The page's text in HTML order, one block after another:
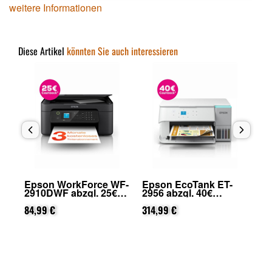
weitere Informationen
Diese Artikel könnten Sie auch interessieren
Epson WorkForce WF-
2910DWF abzgl. 25€
Cashback (von Epson
nach Registrierung)
84,99 €
Epson EcoTank ET-
2956 abzgl. 40€
Cashback (von Epson
nach Registrierung)
314,99 €